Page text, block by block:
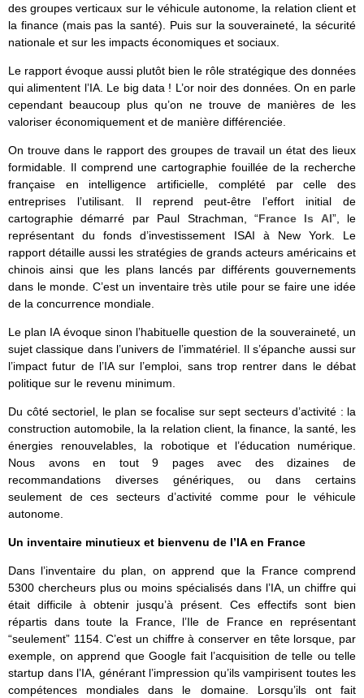
des groupes verticaux sur le véhicule autonome, la relation client et
la finance (mais pas la santé). Puis sur la souveraineté, la sécurité
nationale et sur les impacts économiques et sociaux.
Le rapport évoque aussi plutôt bien le rôle stratégique des données
qui alimentent l’IA. Le big data ! L’or noir des données. On en parle
cependant beaucoup plus qu’on ne trouve de manières de les
valoriser économiquement et de manière différenciée.
On trouve dans le rapport des groupes de travail un état des lieux
formidable. Il comprend une cartographie fouillée de la recherche
française en intelligence artificielle, complété par celle des
entreprises l’utilisant. Il reprend peut-être l’effort initial de
cartographie démarré par Paul Strachman, “France Is AI”, le
représentant du fonds d’investissement ISAI à New York. Le
rapport détaille aussi les stratégies de grands acteurs américains et
chinois ainsi que les plans lancés par différents gouvernements
dans le monde. C’est un inventaire très utile pour se faire une idée
de la concurrence mondiale.
Le plan IA évoque sinon l’habituelle question de la souveraineté, un
sujet classique dans l’univers de l’immatériel. Il s’épanche aussi sur
l’impact futur de l’IA sur l’emploi, sans trop rentrer dans le débat
politique sur le revenu minimum.
Du côté sectoriel, le plan se focalise sur sept secteurs d’activité : la
construction automobile, la la relation client, la finance, la santé, les
énergies renouvelables, la robotique et l’éducation numérique.
Nous avons en tout 9 pages avec des dizaines de
recommandations diverses génériques, ou dans certains
seulement de ces secteurs d’activité comme pour le véhicule
autonome.
Un inventaire minutieux et bienvenu de l’IA en France
Dans l’inventaire du plan, on apprend que la France comprend
5300 chercheurs plus ou moins spécialisés dans l’IA, un chiffre qui
était difficile à obtenir jusqu’à présent. Ces effectifs sont bien
répartis dans toute la France, l’Ile de France en représentant
“seulement” 1154. C’est un chiffre à conserver en tête lorsque, par
exemple, on apprend que Google fait l’acquisition de telle ou telle
startup dans l’IA, générant l’impression qu’ils vampirisent toutes les
compétences mondiales dans le domaine. Lorsqu’ils ont fait